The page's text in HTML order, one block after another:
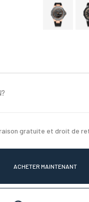
gratuite et droit de
ACHETER MAINTENANT